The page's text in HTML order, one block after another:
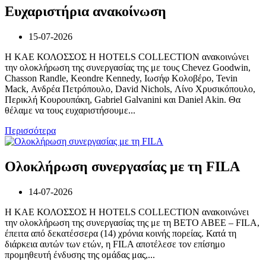
Ευχαριστήρια ανακοίνωση
15-07-2026
Η ΚΑΕ ΚΟΛΟΣΣΟΣ H HOTELS COLLECTION ανακοινώνει
την ολοκλήρωση της συνεργασίας της με τους Chevez Goodwin,
Chasson Randle, Keondre Kennedy, Ιωσήφ Κολοβέρο, Tevin
Mack, Ανδρέα Πετρόπουλο, David Nichols, Λίνο Χρυσικόπουλο,
Περικλή Κουρουπάκη, Gabriel Galvanini και Daniel Akin. Θα
θέλαμε να τους ευχαριστήσουμε...
Περισσότερα
Ολοκλήρωση συνεργασίας με τη FILA
14-07-2026
Η ΚΑΕ ΚΟΛΟΣΣΟΣ H HOTELS COLLECTION ανακοινώνει
την ολοκλήρωση της συνεργασίας της με τη ΒΕΤΟ ΑΒΕΕ – FILA,
έπειτα από δεκατέσσερα (14) χρόνια κοινής πορείας. Κατά τη
διάρκεια αυτών των ετών, η FILA αποτέλεσε τον επίσημο
προμηθευτή ένδυσης της ομάδας μας,...